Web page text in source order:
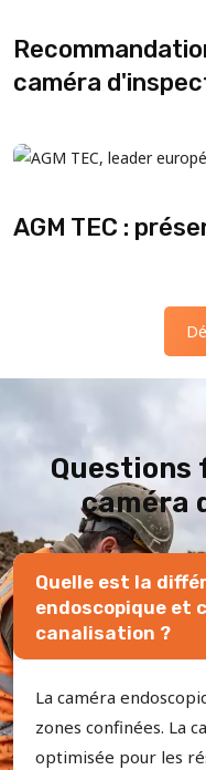
caméra
AGM TEC :
Questions
caméra
Quelle est la
endoscopique et
canalisation ?
La caméra
zones confinées. La
optimisée pour les